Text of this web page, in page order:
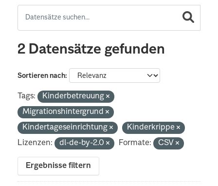
2 Datensätze gefunden
Sortieren nach
Tags:
Kinderbetreuung
Migrationshintergrund
Kindertageseinrichtung
Kinderkrippe
Lizenzen:
dl-de-by-2.0 Formate: CSV
Ergebnisse filtern